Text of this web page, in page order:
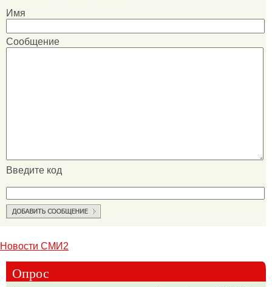
Имя
Сообщение
Введите код
Новости СМИ2
Опрос